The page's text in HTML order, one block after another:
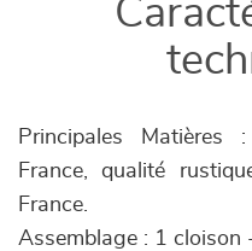
Principales
France, qualité
France.
Assemblage : 1 cloison